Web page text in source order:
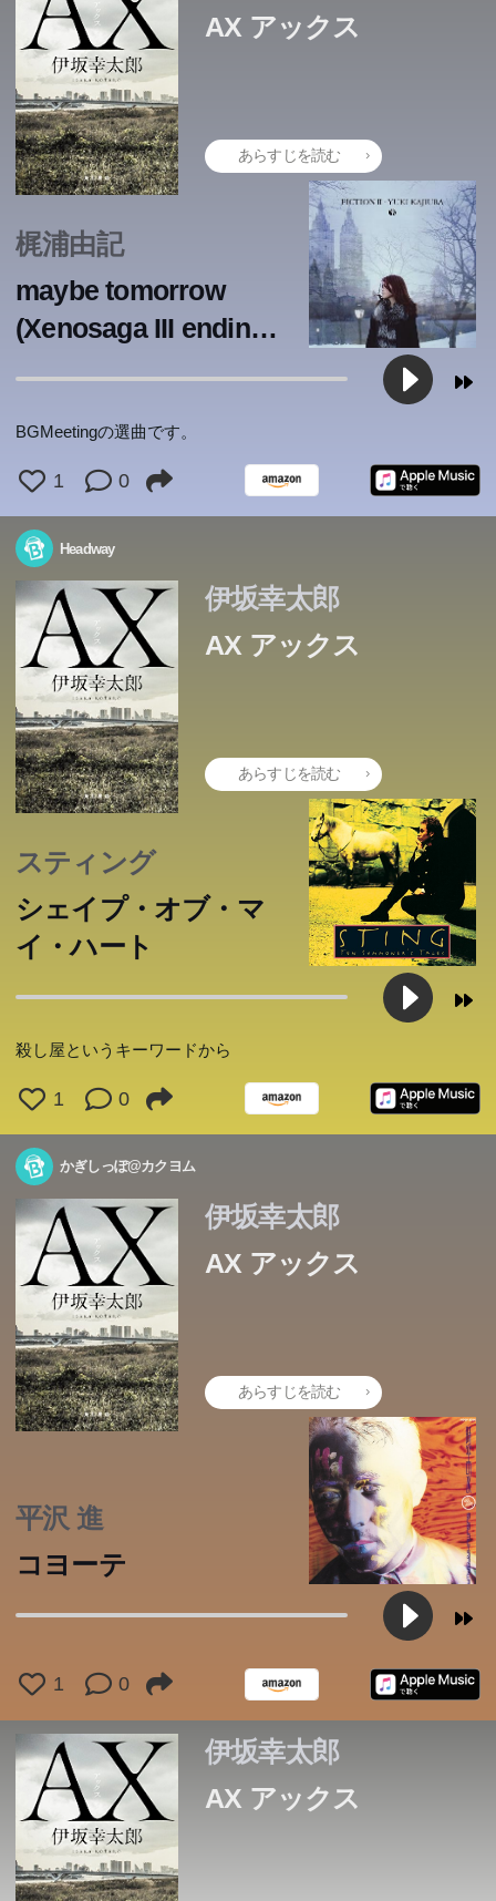
AX アックス
あらすじを読む
梶浦由記
maybe tomorrow
(Xenosaga III ending
BGMeetingの選曲です。
1 0
Headway
伊坂幸太郎
AX アックス
あらすじを読む
スティング
シェイプ・オブ・マ
イ・ハート
殺し屋というキーワードから
1 0
かぎしっぽ@カクヨム
伊坂幸太郎
AX アックス
あらすじを読む
平沢 進
コヨーテ
1 0
伊坂幸太郎
AX アックス